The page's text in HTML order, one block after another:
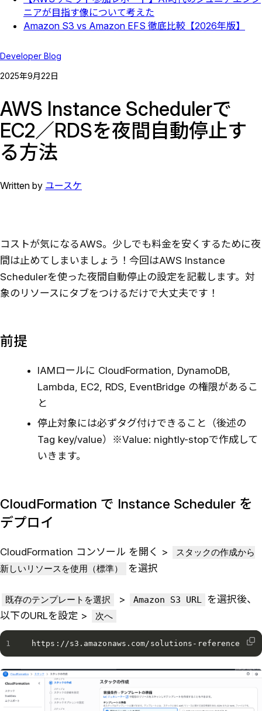
ニアが目指す像について考えた
Amazon S3 vs Amazon EFS 徹底比較【2026年版】
Developer Blog
2025年9月22日
AWS Instance Schedulerで
EC2／RDSを夜間自動停止す
る方法
Written by ユースケ
コストが気になるAWS。少しでも料金を安くするために夜
間は止めてしまいましょう！今回はAWS Instance
Schedulerを使った夜間自動停止の設定を記載します。対
象のリソースにタブをつけるだけで大丈夫です！
前提
IAMロールに CloudFormation, DynamoDB,
Lambda, EC2, RDS, EventBridge の権限があるこ
と
停止対象には必ずタグ付けできること（後述の
Tag key/value）※Value: nightly-stopで作成して
いきます。
CloudFormation で Instance Scheduler を
デプロイ
CloudFormation コンソール を開く >
スタックの作成から
新しいリソースを使用（標準）
を選択
既存のテンプレートを選択 > Amazon S3 URL を選択後、
以下のURLを設定 >
次へ
https://s3.amazonaws.com/solutions-reference/